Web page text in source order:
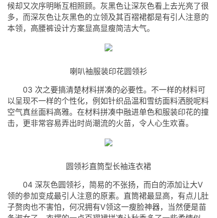
候却又次序明晰互相照顾。灰黑色让深灰色看上去光亮了很
多，而深灰色让灰黑色的立领及其百褶裙都是有引人注意的
本领，高腰裤设计方案显高显瘦简洁大气。
喇叭袖服装印花圆领衫
03 次之要搞清楚材料拼凑的必要性。不一样的材料可
以呈现不一样的个性化，例如针织品温和雪纺面料洒脱呢料
空气真丝面料高雅。在材料拼凑中融进单色和服装印花的撞
击，更非常容易弄出时尚潮流的火苗，令人心生欢喜。
圆领衫直筒型长袖连衣裙
04 深灰色圆领衫，简易的不张扬，而白的添加让大V
领的参加变成最引人注意的原素。直筒裙最显高，有点儿肚
子赘肉也不害怕，何况拥有V领这一瘦脸神器，当然便是苗